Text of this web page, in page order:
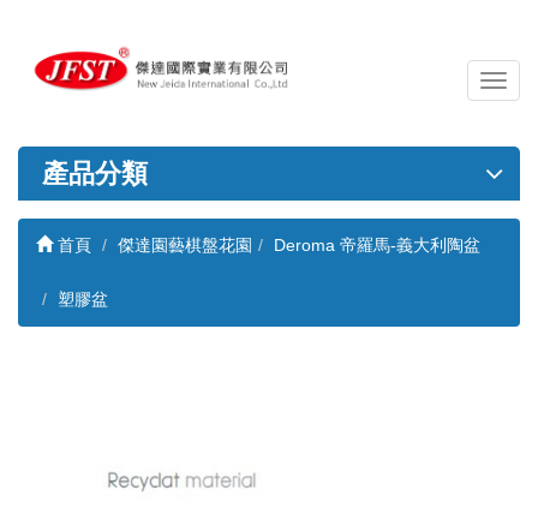
導
覽
關
產品分類
首頁 傑達園藝棋盤花園 Deroma 帝羅馬-義大利陶盆
塑膠盆